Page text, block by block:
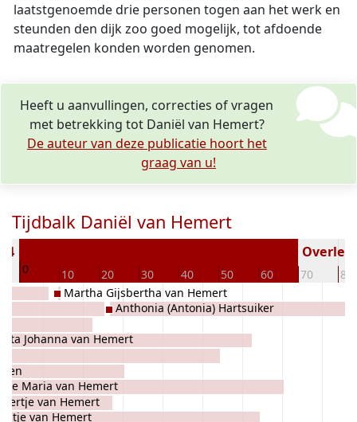
laatstgenoemde drie personen togen aan het werk en
steunden den dijk zoo goed mogelijk, tot afdoende
maatregelen konden worden genomen.
Heeft u aanvullingen, correcties of vragen
met betrekking tot Daniël van Hemert?
De auteur van deze publicatie hoort het
graag van u!
Tijdbalk Daniël van Hemert
0 10 20 30 40 50 60 70 80
Johanna van Hemert
Maria van Hemert
van Hemert
van Hemert
Martha Gijsbertha van Hemert
Anthonia (Antonia) Hartsuiker